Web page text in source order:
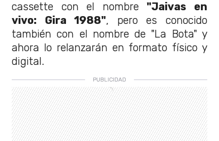
cassette con el nombre"Jaivas en
vivo: Gira 1988", pero es conocido
también con el nombre de "La Bota" y
ahora lo relanzarán en formato físico y
digital.